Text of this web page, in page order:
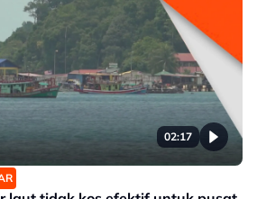
02:17